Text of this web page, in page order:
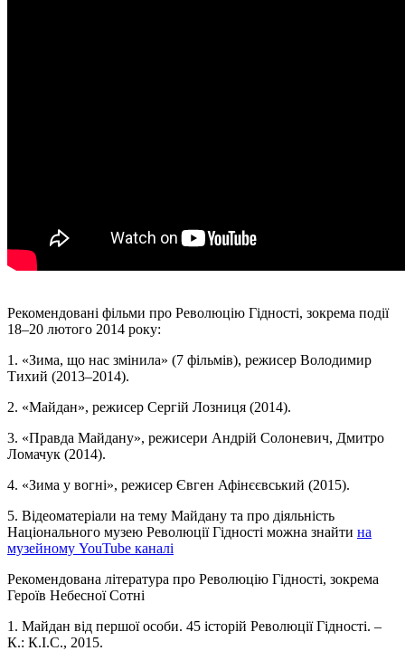
Рекомендовані фільми про Революцію Гідності, зокрема події
18–20 лютого 2014 року:
1. «Зима, що нас змінила» (7 фільмів), режисер Володимир
Тихий (2013–2014).
2. «Майдан», режисер Сергій Лозниця (2014).
3. «Правда Майдану», режисери Андрій Солоневич, Дмитро
Ломачук (2014).
4. «Зима у вогні», режисер Євген Афінєєвський (2015).
5. Відеоматеріали на тему Майдану та про діяльність
Національного музею Революції Гідності можна знайти на
музейному YouTube каналі
Рекомендована література про Революцію Гідності, зокрема
Героїв Небесної Сотні
1. Майдан від першої особи. 45 історій Революції Гідності. –
К.: К.І.С., 2015.